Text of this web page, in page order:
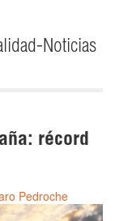
Noticias
récord
Pedroche